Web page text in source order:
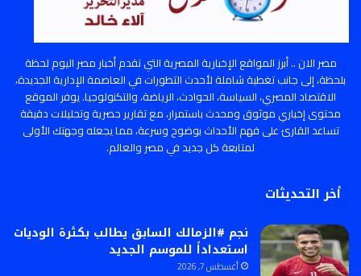
مصر الان .. أبرز المواقع الإخبارية المصرية التي تقدم أخبار مصر اليوم لحظة
بلحظة، إلى جانب تغطية شاملة لأحدث التطورات في العاصمة الإدارية الجديدة،
الاقتصاد المصري، السياسة، الحوادث، الرياضة، والتكنولوجيا. يوفر الموقع
محتوى إخباري موثوق ومحدث باستمرار، مع تقارير حصرية وتحليلات دقيقة
تساعد القارئ على فهم الأحداث بوضوح وسرعة، مما يجعله وجهتك الأولى
لمتابعة كل جديد في مصر والعالم.
أخر التحديثات
نجم #الزمالك السابق يطالب بكثرة الوديات
استعداداً للموسم الجديد
أغسطس 7, 2026